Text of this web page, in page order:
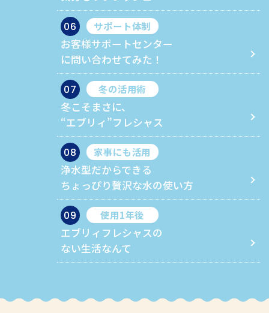
06 サポート体制
お客様サポートセンター
に問い合わせてみた！
07 冬の活用術
冬こそまさに、
“エブリィ”フレシャス
08 家事にも活用
浄水型だからできる
ちょっぴり贅沢な水の使い方
09 使用1年後
エブリィフレシャスの
ない生活なんて